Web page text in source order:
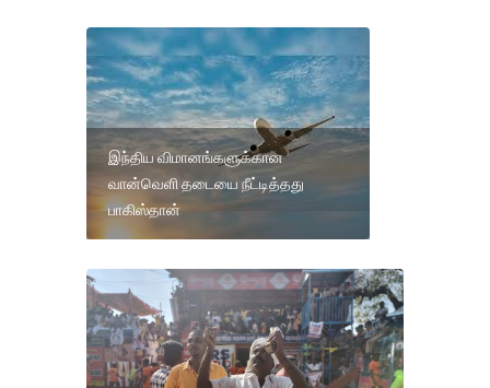
இந்திய விமானங்களுக்கான
வான்வெளி தடையை நீட்டித்தது
பாகிஸ்தான்